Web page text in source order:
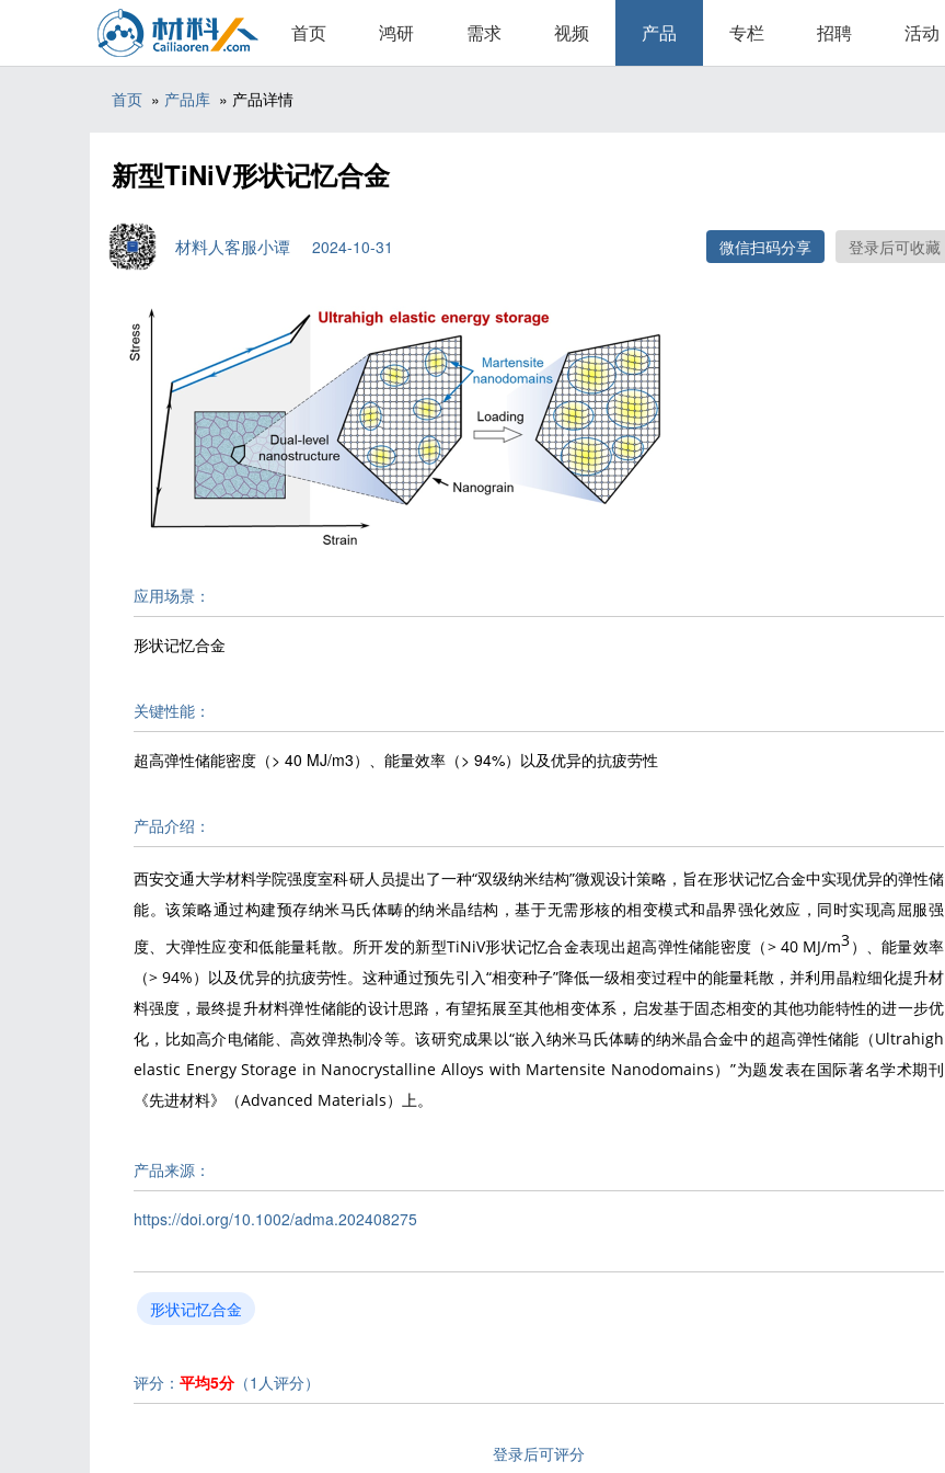
首页 鸿研 需求 视频 产品 专栏 招聘 活动
首页 » 产品库 » 产品详情
新型TiNiV形状记忆合金
材料人客服小谭 2024-10-31 微信扫码分享 登录后可收藏
应用场景：
形状记忆合金
关键性能：
超高弹性储能密度（> 40 MJ/m3）、能量效率（> 94%）以及优异的抗疲劳性
产品介绍：
西安交通大学材料学院强度室科研人员提出了一种“双级纳米结构”微观设计策略，旨在形状记忆合金中实现优异的弹性储
能。该策略通过构建预存纳米马氏体畴的纳米晶结构，基于无需形核的相变模式和晶界强化效应，同时实现高屈服强
度、大弹性应变和低能量耗散。所开发的新型TiNiV形状记忆合金表现出超高弹性储能密度（> 40 MJ/m3）、能量效率
（> 94%）以及优异的抗疲劳性。这种通过预先引入“相变种子”降低一级相变过程中的能量耗散，并利用晶粒细化提升材
料强度，最终提升材料弹性储能的设计思路，有望拓展至其他相变体系，启发基于固态相变的其他功能特性的进一步优
化，比如高介电储能、高效弹热制冷等。该研究成果以“嵌入纳米马氏体畴的纳米晶合金中的超高弹性储能（Ultrahigh
elastic Energy Storage in Nanocrystalline Alloys with Martensite Nanodomains）”为题发表在国际著名学术期刊
《先进材料》（Advanced Materials）上。
产品来源：
https://doi.org/10.1002/adma.202408275
形状记忆合金
评分： 平均5分 （1人评分）
登录后可评分